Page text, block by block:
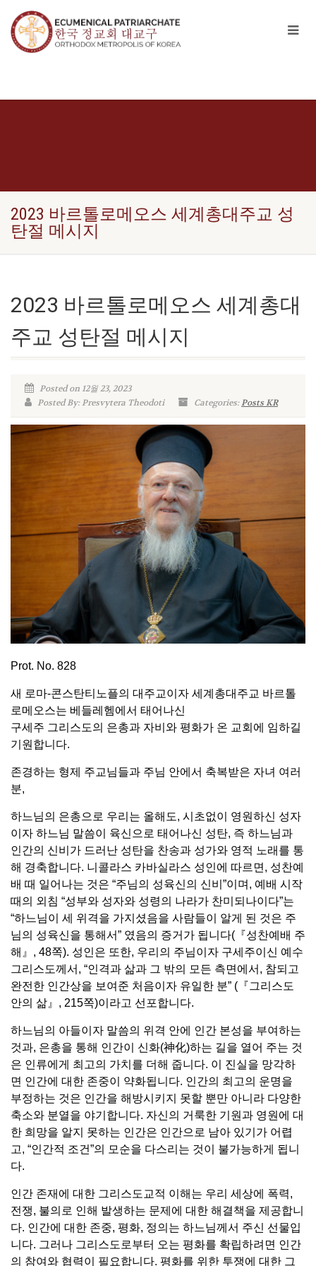
2023 바르톨로메오스 세계총대주교 성
탄절 메시지
2023 바르톨로메오스 세계총대
주교 성탄절 메시지
Posted on 12월 23, 2023
Posted By: Presvytera Theodoti
Categories:Posts KR
Prot. No. 828
새 로마-콘스탄티노플의 대주교이자 세계총대주교 바르톨
로메오스는 베들레헴에서 태어나신
구세주 그리스도의 은총과 자비와 평화가 온 교회에 임하길
기원합니다.
존경하는 형제 주교님들과 주님 안에서 축복받은 자녀 여러
분,
하느님의 은총으로 우리는 올해도, 시초없이 영원하신 성자
이자 하느님 말씀이 육신으로 태어나신 성탄, 즉 하느님과
인간의 신비가 드러난 성탄을 찬송과 성가와 영적 노래를 통
해 경축합니다. 니콜라스 카바실라스 성인에 따르면, 성찬예
배 때 일어나는 것은 “주님의 성육신의 신비”이며, 예배 시작
때의 외침 “성부와 성자와 성령의 나라가 찬미되나이다”는
“하느님이 세 위격을 가지셨음을 사람들이 알게 된 것은 주
님의 성육신을 통해서” 였음의 증거가 됩니다(『성찬예배 주
해』, 48쪽). 성인은 또한, 우리의 주님이자 구세주이신 예수
그리스도께서, “인격과 삶과 그 밖의 모든 측면에서, 참되고
완전한 인간상을 보여준 처음이자 유일한 분” (『그리스도
안의 삶』, 215쪽)이라고 선포합니다.
하느님의 아들이자 말씀의 위격 안에 인간 본성을 부여하는
것과, 은총을 통해 인간이 신화(神化)하는 길을 열어 주는 것
은 인류에게 최고의 가치를 더해 줍니다. 이 진실을 망각하
면 인간에 대한 존중이 약화됩니다. 인간의 최고의 운명을
부정하는 것은 인간을 해방시키지 못할 뿐만 아니라 다양한
축소와 분열을 야기합니다. 자신의 거룩한 기원과 영원에 대
한 희망을 알지 못하는 인간은 인간으로 남아 있기가 어렵
고, “인간적 조건”의 모순을 다스리는 것이 불가능하게 됩니
다.
인간 존재에 대한 그리스도교적 이해는 우리 세상에 폭력,
전쟁, 불의로 인해 발생하는 문제에 대한 해결책을 제공합니
다. 인간에 대한 존중, 평화, 정의는 하느님께서 주신 선물입
니다. 그러나 그리스도로부터 오는 평화를 확립하려면 인간
의 참여와 협력이 필요합니다. 평화를 위한 투쟁에 대한 그